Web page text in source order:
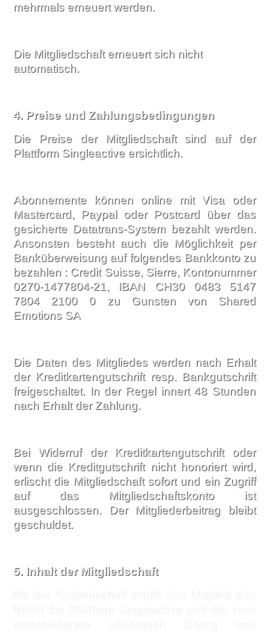
mehrmals erneuert werden.
Die Mitgliedschaft erneuert sich nicht
automatisch.
4. Preise und Zahlungsbedingungen
Die Preise der Mitgliedschaft sind auf der
Plattform Singleactive ersichtlich.
Abonnemente können online mit Visa oder
Mastercard, Paypal oder Postcard über das
gesicherte Datatrans-System bezahlt werden.
Ansonsten besteht auch die Möglichkeit per
Banküberweisung auf folgendes Bankkonto zu
bezahlen : Credit Suisse, Sierre, Kontonummer
0270-1477804-21, IBAN CH30 0483 5147
7804 2100 0 zu Gunsten von Shared
Emotions SA
Die Daten des Mitgliedes werden nach Erhalt
der Kreditkartengutschrift resp. Bankgutschrift
freigeschaltet. In der Regel innert 48 Stunden
nach Erhalt der Zahlung.
Bei Widerruf der Kreditkartengutschrift oder
wenn die Kreditgutschrift nicht honoriert wird,
erlischt die Mitgliedschaft sofort und ein Zugriff
auf das Mitgliedschaftskonto ist
ausgeschlossen. Der Mitgliederbeitrag bleibt
geschuldet.
5. Inhalt der Mitgliedschaft